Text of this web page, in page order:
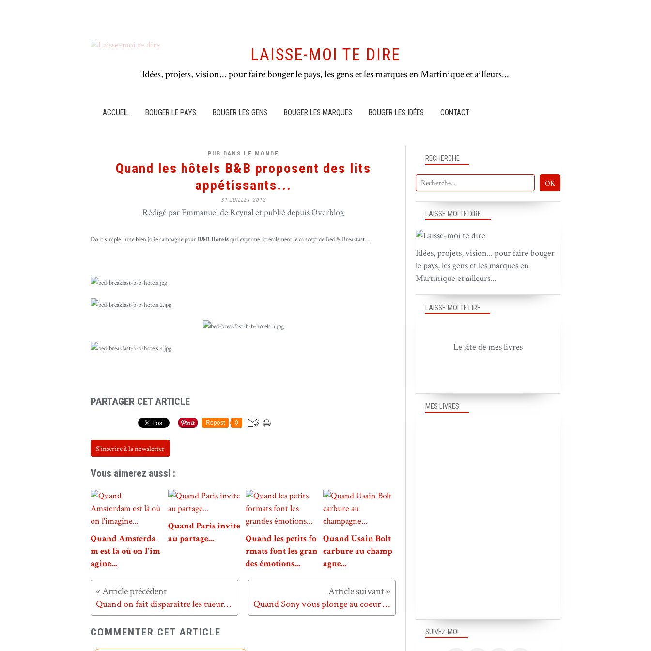
LAISSE-MOI TE DIRE
Idées, projets, vision... pour faire bouger le pays, les gens et les marques en Martinique et ailleurs...
ACCUEIL BOUGER LE PAYS BOUGER LES GENS BOUGER LES MARQUES BOUGER LES IDÉES CONTACT
PUB DANS LE MONDE
Quand les hôtels B&B proposent des lits
appétissants...
31 JUILLET 2012
Rédigé par Emmanuel de Reynal et publié depuis Overblog
Do it simple : une bien jolie campagne pourB&B Hotelsqui exprime littéralement le concept de Bed & Breakfast...
PARTAGER CET ARTICLE
Repost 0
S'inscrire à la newsletter
Vous aimerez aussi :
Quand Amsterda
m est là où on l'im
agine...
Quand Paris invite
au partage...
Quand les petits fo
rmats font les gran
des émotions...
Quand Usain Bolt
carbure au champ
agne...
Quand on fait disparaître les tueurs de phoques avec des centimes... Quand Sony vous plonge au coeur de l'action...
COMMENTER CET ARTICLE SUIVEZ-MOI
RECHERCHE
LAISSE-MOI TE DIRE
Idées, projets, vision... pour faire bouger
le pays, les gens et les marques en
Martinique et ailleurs...
MES LIVRES
LAISSE-MOI TE LIRE
Le site de mes livres